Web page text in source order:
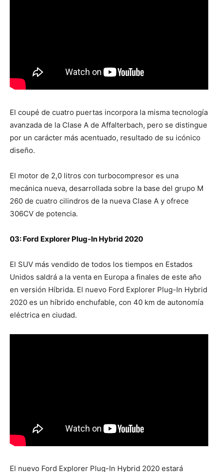
El coupé de cuatro puertas incorpora la misma tecnología
avanzada de la Clase A de Affalterbach, pero se distingue
por un carácter más acentuado, resultado de su icónico
diseño.
El motor de 2,0 litros con turbocompresor es una
mecánica nueva, desarrollada sobre la base del grupo M
260 de cuatro cilindros de la nueva Clase A y ofrece
306CV de potencia.
03: Ford Explorer Plug-In Hybrid 2020
El SUV más vendido de todos los tiempos en Estados
Unidos saldrá a la venta en Europa a finales de este año
en versión Híbrida. El nuevo Ford Explorer Plug-In Hybrid
2020 es un híbrido enchufable, con 40 km de autonomía
eléctrica en ciudad.
El nuevo Ford Explorer Plug-In Hybrid 2020 estará